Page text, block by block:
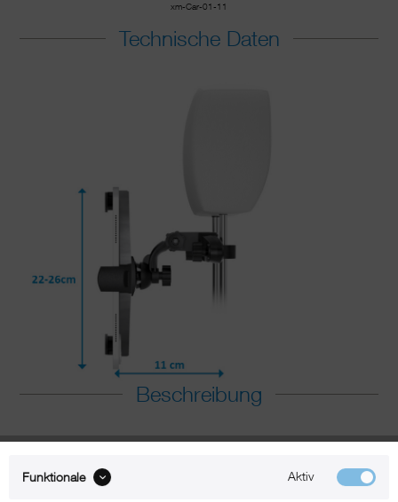
xm-Car-01-11
Technische Daten
Beschreibung
xMount@Car - iPad Pro 11"
Kopfstützenhalter bringt das Kino ins
Funktionale Aktiv